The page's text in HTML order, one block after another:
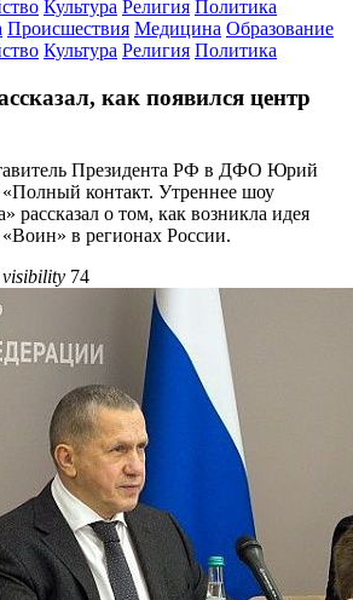
Культура Религия Политика
Происшествия Медицина Образование
Культура Религия Политика
как появился центр
Президента РФ в ДФО Юрий
контакт. Утреннее шоу
рассказал о том, как возникла идея
в регионах России.
visibility 74